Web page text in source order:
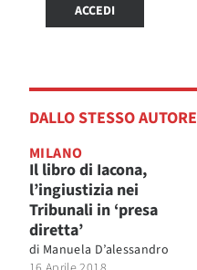
ACCEDI
DALLO STESSO AUTORE
MILANO
Il libro di Iacona,
l’ingiustizia nei
Tribunali in ‘presa
diretta’
di Manuela D’alessandro